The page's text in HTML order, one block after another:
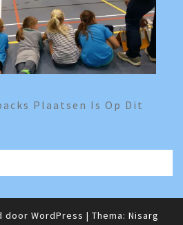
Plaatsen Is Op Dit
door WordPress | Thema: Nisarg